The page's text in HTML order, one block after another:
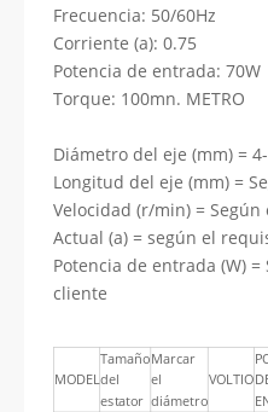
Frecuencia: 50/60Hz
Corriente (a): 0.75
Potencia de entrada: 70W
Torque: 100mn. METRO
Diámetro del eje (mm) =
Longitud del eje (mm) =
Velocidad (r/min) =
Actual (a) = según el
Potencia de entrada (W)
cliente
MODEL
Tamaño
del
estator
Marcar
el
diámetro
VOLTIO